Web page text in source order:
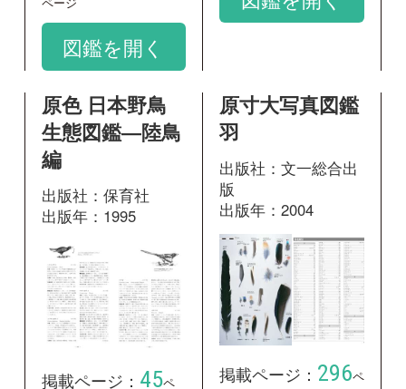
掲載ページ：45ペ
ージ
図鑑を開く
掲載ページ：296ペ
図鑑を開く
新訂 日本の鳥
出版社：文一総合出
版
出版年：2014
新版 日本の野
出版社：山と溪谷社
出版年：2014